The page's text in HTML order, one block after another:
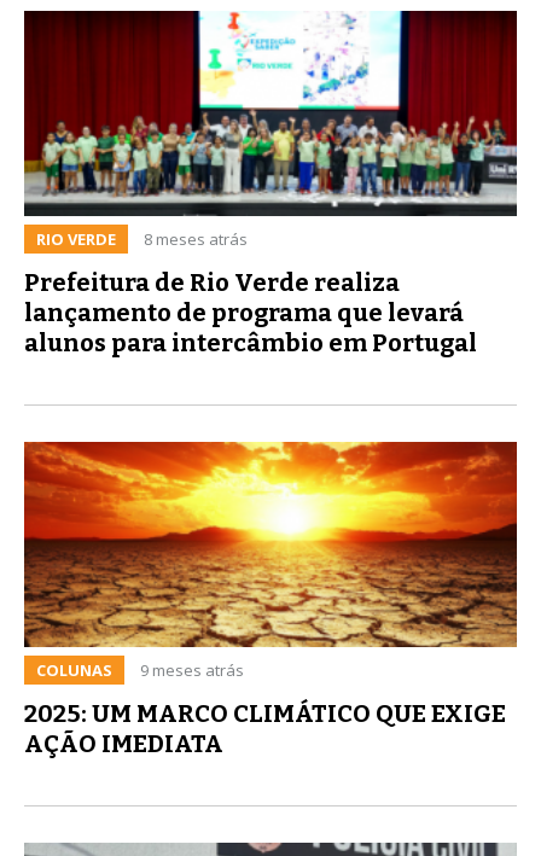
RIO VERDE 8 meses atrás
Prefeitura de Rio Verde realiza
lançamento de programa que levará
alunos para intercâmbio em Portugal
COLUNAS 9 meses atrás
2025: UM MARCO CLIMÁTICO QUE EXIGE
AÇÃO IMEDIATA